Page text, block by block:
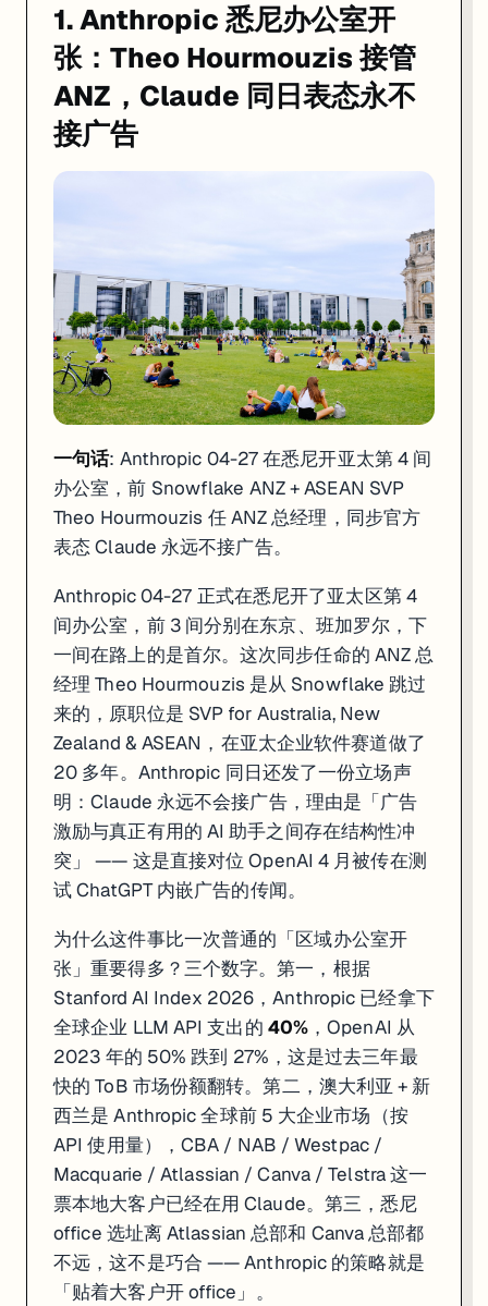
对澳洲求职者和企业的实操线索：第一，Anthropic Sydney 早期员工
来源:Anthropic 官方 ·ChannelLife AU·Bloomberg
2. Google 04-27 升级 Gemini 3 Deep Think
: Gemini 3 Deep Think 推理模式重做，Deep Research +
Google 04-27 同时甩了两件事。第一，Gemini 3 的 Deep Think 推理
真正值得拎出来的不是「Google 也做了 Deep Research」 —— 这件事
对工程师和产品的实操线索：第一，做 RAG / 研究类产品的（咨询公
来源: Google Blog· VentureBeat·Gemini API Changelog
3. DeepSeek 同日开源 V4 系列：Pro 1.6T 参
1. Anthropic 悉尼办公室开
张：Theo Hourmouzis 接管
ANZ，Claude 同日表态永不
接广告
一句话: Anthropic 04-27 在悉尼开亚太第 4 间
办公室，前 Snowflake ANZ + ASEAN SVP
Theo Hourmouzis 任 ANZ 总经理，同步官方
表态 Claude 永远不接广告。
Anthropic 04-27 正式在悉尼开了亚太区第 4
间办公室，前 3 间分别在东京、班加罗尔，下
一间在路上的是首尔。这次同步任命的 ANZ 总
经理 Theo Hourmouzis 是从 Snowflake 跳过
来的，原职位是 SVP for Australia, New
Zealand & ASEAN，在亚太企业软件赛道做了
20 多年。Anthropic 同日还发了一份立场声
明：Claude 永远不会接广告，理由是「广告
激励与真正有用的 AI 助手之间存在结构性冲
突」 —— 这是直接对位 OpenAI 4 月被传在测
试 ChatGPT 内嵌广告的传闻。
为什么这件事比一次普通的「区域办公室开
张」重要得多？三个数字。第一，根据
Stanford AI Index 2026，Anthropic 已经拿下
全球企业 LLM API 支出的 40% ，OpenAI 从
2023 年的 50% 跌到 27%，这是过去三年最
快的 ToB 市场份额翻转。第二，澳大利亚 + 新
西兰是 Anthropic 全球前 5 大企业市场（按
API 使用量），CBA / NAB / Westpac /
Macquarie / Atlassian / Canva / Telstra 这一
票本地大客户已经在用 Claude。第三，悉尼
office 选址离 Atlassian 总部和 Canva 总部都
不远，这不是巧合 —— Anthropic 的策略就是
「贴着大客户开 office」。